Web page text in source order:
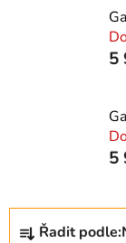
5
5
Ř
Řadit podle: